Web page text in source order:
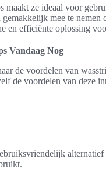
maakt ze ideaal voor
mee te
en efficiënte oplossing
Vandaag Nog
de voordelen van
de voordelen van deze